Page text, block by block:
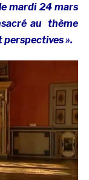
mardi 24 mars
au thème
».